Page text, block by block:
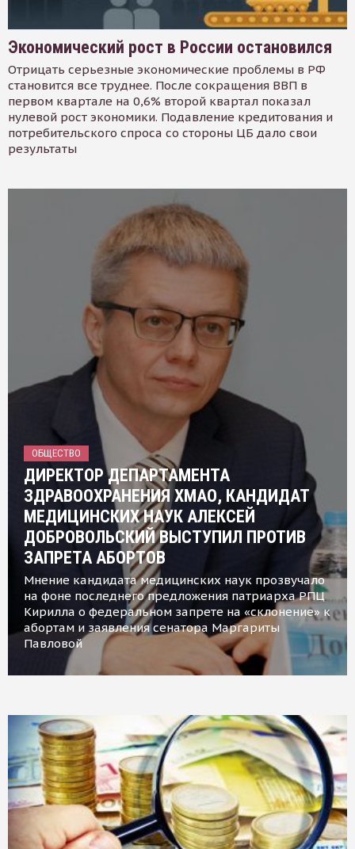
Экономический рост в России остановился
Отрицать серьезные экономические проблемы в РФ
становится все труднее. После сокращения ВВП в
первом квартале на 0,6% второй квартал показал
нулевой рост экономики. Подавление кредитования и
потребительского спроса со стороны ЦБ дало свои
результаты
ОБЩЕСТВО
ДИРЕКТОР ДЕПАРТАМЕНТА
ЗДРАВООХРАНЕНИЯ ХМАО, КАНДИДАТ
МЕДИЦИНСКИХ НАУК АЛЕКСЕЙ
ДОБРОВОЛЬСКИЙ ВЫСТУПИЛ ПРОТИВ
ЗАПРЕТА АБОРТОВ
Мнение кандидата медицинских наук прозвучало
на фоне последнего предложения патриарха РПЦ
Кирилла о федеральном запрете на «склонение» к
абортам и заявления сенатора Маргариты
Павловой